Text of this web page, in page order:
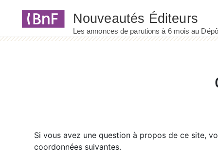
Si vous avez une question à propos de ce site,
coordonnées suivantes.